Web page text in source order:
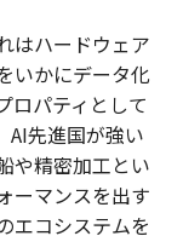
はハードウェア
いかにデータ化
ロパティとして
AI先進国が強い
や精密加工とい
ーマンスを出す
エコシステムを